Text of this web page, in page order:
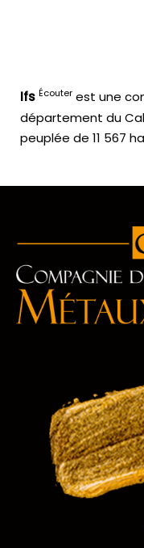
Ifs Écouter est une
département du
peuplée de 11 567